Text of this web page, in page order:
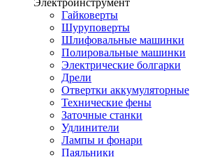
Электроинструмент
Гайковерты
Шуруповерты
Шлифовальные машинки
Полировальные машинки
Электрические болгарки
Дрели
Отвертки аккумуляторные
Технические фены
Заточные станки
Удлинители
Лампы и фонари
Паяльники